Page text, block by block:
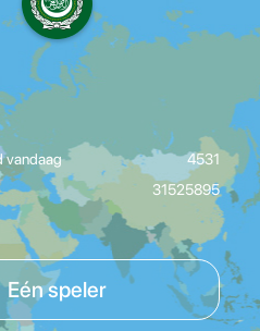
vandaag
4531
31525895
Eén speler